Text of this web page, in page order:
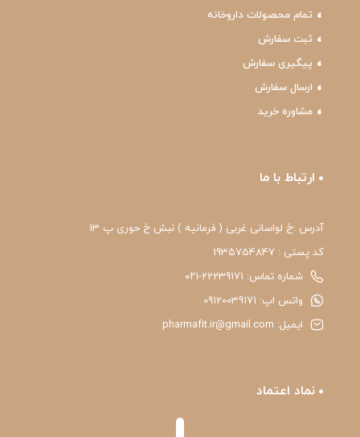
تمام محصولات داروخانه
ثبت سفارش
پیگیری سفارش
ارسال سفارش
مشاوره خرید
ارتباط با ما
آدرس :خ لواسانی غربی ( فرمانیه ) نبش خ حوری پ 13
کد پستی : 1935754847
شماره تماس: 22239171-۰۲۱
واتس اپ: 09120039171
ایمیل: pharmafit.ir@gmail.com
نماد اعتماد